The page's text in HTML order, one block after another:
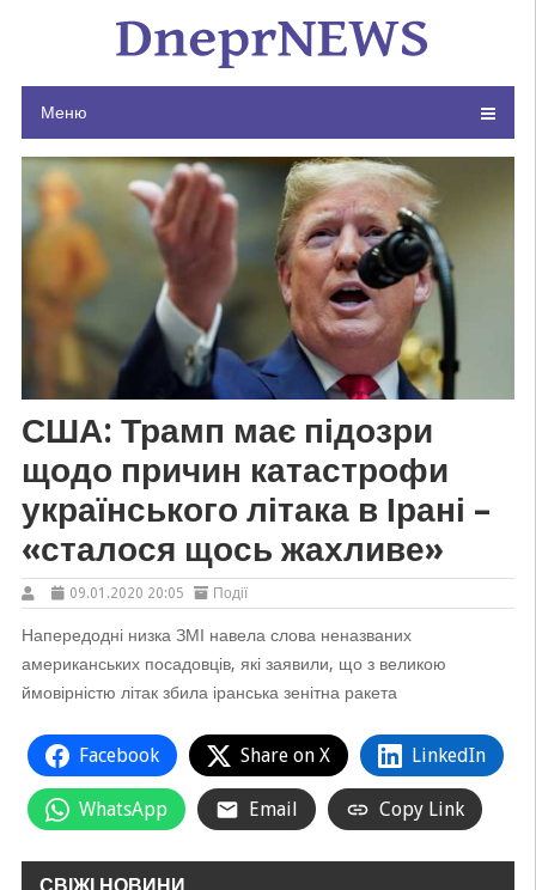
Меню
США: Трамп має підозри
щодо причин катастрофи
українського літака в Ірані –
«сталося щось жахливе»
09.01.2020 20:05 Події
Напередодні низка ЗМІ навела слова неназваних
американських посадовців, які заявили, що з великою
ймовірністю літак збила іранська зенітна ракета
Facebook Share on X LinkedIn
WhatsApp Email Copy Link